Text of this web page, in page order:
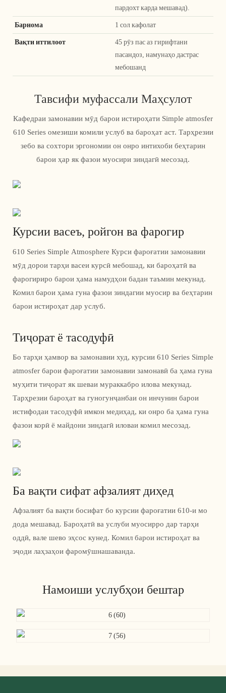
пардохт карда мешавад).
Барнома 1 сол кафолат
Вақти иттилоот
45 рӯз пас аз гирифтани
пасандоз, намунаҳо дастрас
мебошанд
Тавсифи муфассали Маҳсулот
Кафедраи замонавии мӯд барои истироҳати Simple atmosfer
610 Series омезиши комили услуб ва бароҳат аст. Тарҳрезии
зебо ва сохтори эргономии он онро интихоби беҳтарин
барои ҳар як фазои муосири зиндагӣ месозад.
Курсии васеъ, ройгон ва фарогир
610 Series Simple Atmosphere Курси фароғатии замонавии
мӯд дорои тарҳи васеи курсӣ мебошад, ки бароҳатӣ ва
фарогириро барои ҳама намудҳои бадан таъмин мекунад.
Комил барои ҳама гуна фазои зиндагии муосир ва беҳтарин
барои истироҳат дар услуб.
Тиҷорат ё тасодуфӣ
Бо тарҳи ҳамвор ва замонавии худ, курсии 610 Series Simple
atmosfer барои фароғатии замонавии замонавӣ ба ҳама гуна
муҳити тиҷорат як шеваи мураккабро илова мекунад.
Тарҳрезии бароҳат ва гуногунҷанбаи он инчунин барои
истифодаи тасодуфӣ имкон медиҳад, ки онро ба ҳама гуна
фазои корӣ ё майдони зиндагӣ иловаи комил месозад.
Ба вақти сифат афзалият диҳед
Афзалият ба вақти босифат бо курсии фароғатии 610-и мо
дода мешавад. Бароҳатӣ ва услуби муосирро дар тарҳи
оддӣ, вале шево эҳсос кунед. Комил барои истироҳат ва
эҷоди лаҳзаҳои фаромӯшнашаванда.
Намоиши услубҳои бештар